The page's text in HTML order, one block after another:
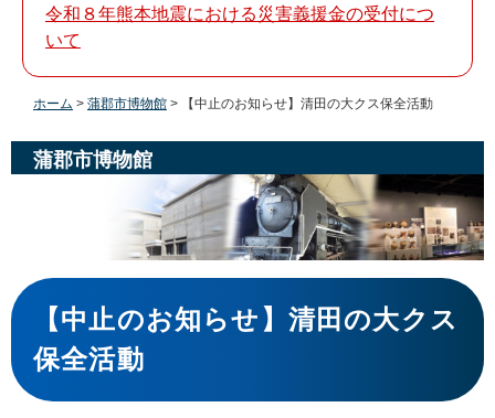
令和８年熊本地震における災害義援金の受付につ
いて
ホーム > 蒲郡市博物館 > 【中止のお知らせ】清田の大クス保全活動
蒲郡市博物館
本
文
【中止のお知らせ】清田の大クス
保全活動